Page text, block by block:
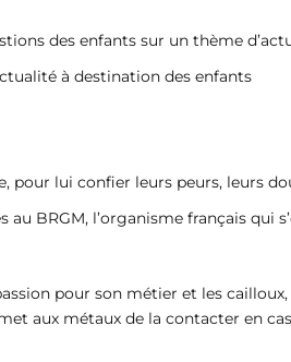
des enfants sur un thème
à destination des enfants
pour lui confier leurs peurs, leurs
BRGM, l’organisme français qui
pour son métier et les
aux métaux de la contacter en